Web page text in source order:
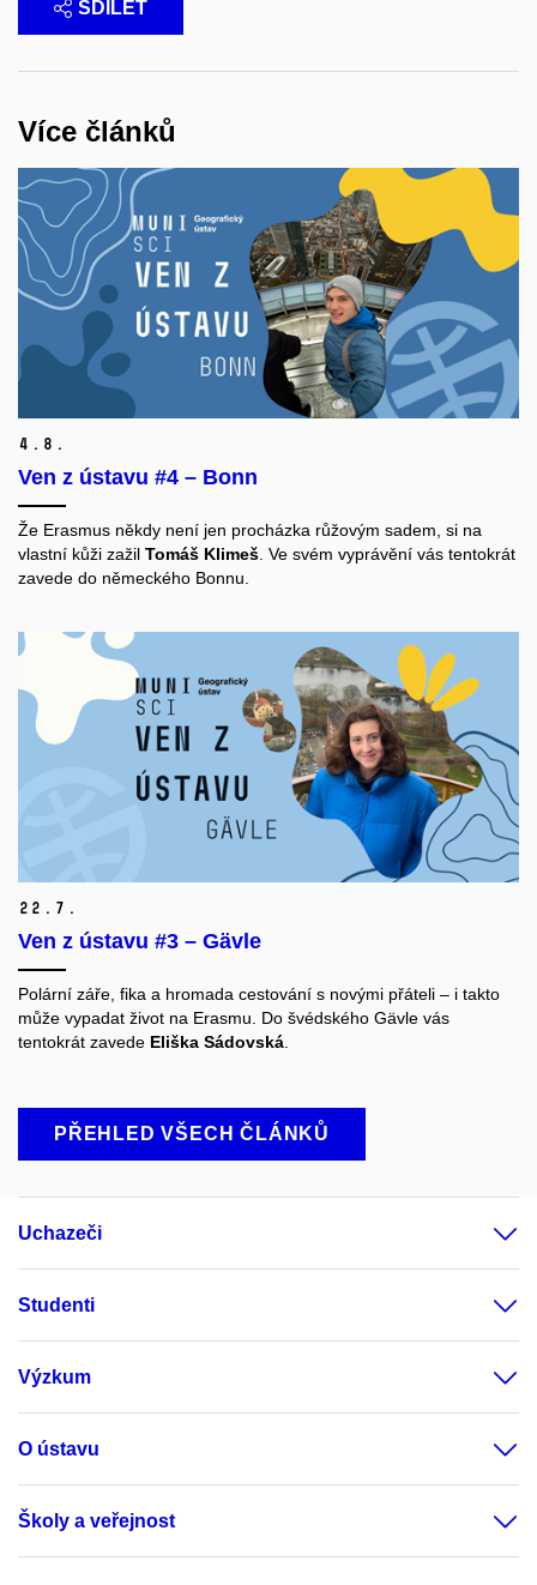
SDÍLET
Více článků
4. 8.
Ven z ústavu #4 – Bonn
Že Erasmus někdy není jen procházka růžovým sadem, si na
vlastní kůži zažil Tomáš Klimeš . Ve svém vyprávění vás tentokrát
zavede do německého Bonnu.
22. 7.
Ven z ústavu #3 – Gävle
Polární záře, fika a hromada cestování s novými přáteli – i takto
může vypadat život na Erasmu. Do švédského Gävle vás
tentokrát zavede Eliška Sádovská.
PŘEHLED VŠECH ČLÁNKŮ
Uchazeči
Studenti
Výzkum
O ústavu
Školy a veřejnost